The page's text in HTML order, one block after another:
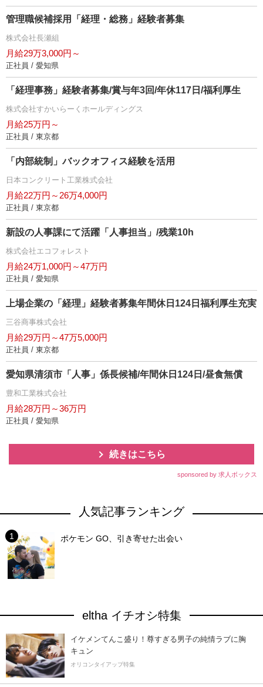
管理職候補採用「経理・総務」経験者募集
株式会社長瀬組
月給29万3,000円～
正社員 / 愛知県
「経理事務」経験者募集/賞与年3回/年休117日/福利厚生
株式会社すかいらーくホールディングス
月給25万円～
正社員 / 東京都
「内部統制」バックオフィス経験を活用
日本コンクリート工業株式会社
月給22万円～26万4,000円
正社員 / 東京都
新設の人事課にて活躍「人事担当」/残業10h
株式会社エコフォレスト
月給24万1,000円～47万円
正社員 / 愛知県
上場企業の「経理」経験者募集年間休日124日福利厚生充実
三谷商事株式会社
月給29万円～47万5,000円
正社員 / 東京都
愛知県清須市「人事」係長候補/年間休日124日/昼食無償
豊和工業株式会社
月給28万円～36万円
正社員 / 愛知県
続きはこちら
sponsored by 求人ボックス
人気記事ランキング
ポケモン GO、引き寄せた出会い
eltha イチオシ特集
イケメンてんこ盛り！尊すぎる男子の純情ラブに胸
キュン
オリコンタイアップ特集